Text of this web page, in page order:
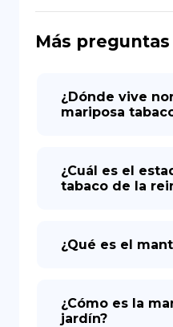
Más preguntas
¿Dónde vive
mariposa
¿Cuál es el
tabaco de la
¿Qué es el
¿Cómo es la
jardín?